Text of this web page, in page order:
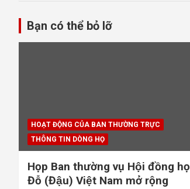
bài
viết
Bạn có thể bỏ lỡ
HOẠT ĐỘNG CỦA BAN THƯỜNG TRỰC
THÔNG TIN DÒNG HỌ
Họp Ban thường vụ Hội đồng họ
Đỗ (Đậu) Việt Nam mở rộng